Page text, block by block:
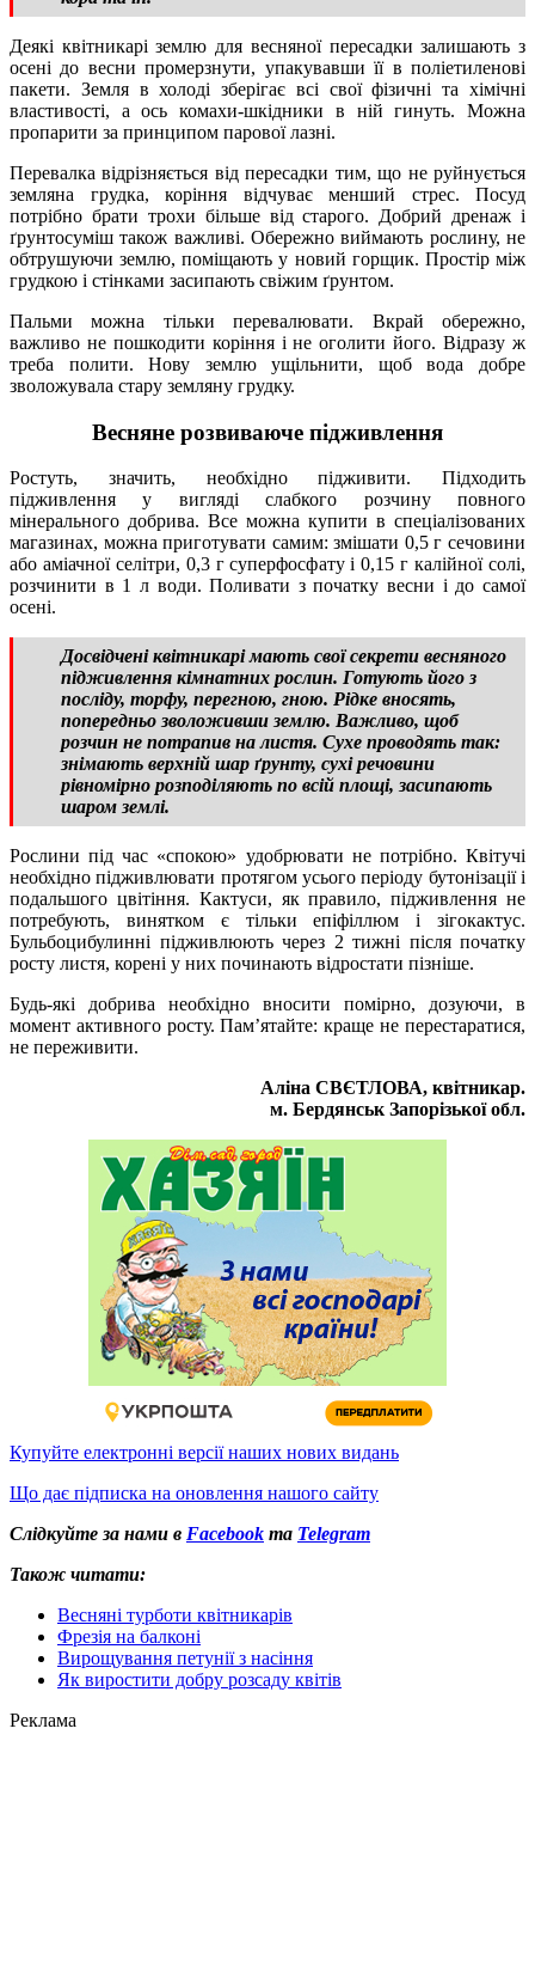
Деякі квітникарі землю для весняної пересадки залишають з
осені до весни промерзнути, упакувавши її в поліетиленові
пакети. Земля в холоді зберігає всі свої фізичні та хімічні
властивості, а ось комахи-шкідники в ній гинуть. Можна
пропарити за принципом парової лазні.
Перевалка відрізняється від пересадки тим, що не руйнується
земляна грудка, коріння відчуває менший стрес. Посуд
потрібно брати трохи більше від старого. Добрий дренаж і
ґрунтосуміш також важливі. Обережно виймають рослину, не
обтрушуючи землю, поміщають у новий горщик. Простір між
грудкою і стінками засипають свіжим ґрунтом.
Пальми можна тільки перевалювати. Вкрай обережно,
важливо не пошкодити коріння і не оголити його. Відразу ж
треба полити. Нову землю ущільнити, щоб вода добре
зволожувала стару земляну грудку.
Весняне розвиваюче підживлення
Ростуть, значить, необхідно підживити. Підходить
підживлення у вигляді слабкого розчину повного
мінерального добрива. Все можна купити в спеціалізованих
магазинах, можна приготувати самим: змішати 0,5 г сечовини
або аміачної селітри, 0,3 г суперфосфату і 0,15 г калійної солі,
розчинити в 1 л води. Поливати з початку весни і до самої
осені.
Досвідчені квітникарі мають свої секрети весняного
підживлення кімнатних рослин. Готують його з
посліду, торфу, перегною, гною. Рідке вносять,
попередньо зволоживши землю. Важливо, щоб
розчин не потрапив на листя. Сухе проводять так:
знімають верхній шар ґрунту, сухі речовини
рівномірно розподіляють по всій площі, засипають
шаром землі.
Рослини під час «спокою» удобрювати не потрібно. Квітучі
необхідно підживлювати протягом усього періоду бутонізації і
подальшого цвітіння. Кактуси, як правило, підживлення не
потребують, винятком є тільки епіфіллюм і зігокактус.
Бульбоцибулинні підживлюють через 2 тижні після початку
росту листя, корені у них починають відростати пізніше.
Будь-які добрива необхідно вносити помірно, дозуючи, в
момент активного росту. Пам’ятайте: краще не перестаратися,
не переживити.
Аліна СВЄТЛОВА, квітникар.
м. Бердянськ Запорізької обл.
Купуйте електронні версії наших нових видань
Що дає підписка на оновлення нашого сайту
Слідкуйте за нами в Facebook та Telegram
Також читати:
Весняні турботи квітникарів
Фрезія на балконі
Вирощування петунії з насіння
Як виростити добру розсаду квітів
Реклама